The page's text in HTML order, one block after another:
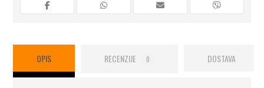
OPIS RECENZIJE 0 DOSTAVA